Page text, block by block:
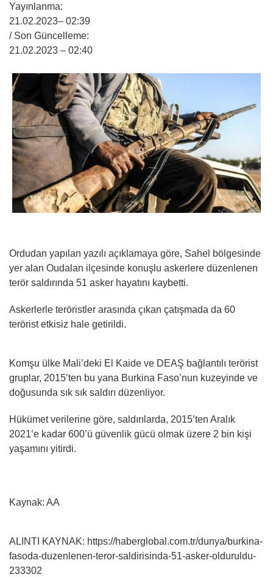
Yayınlanma:
21.02.2023– 02:39
/ Son Güncelleme:
21.02.2023 – 02:40
Ordudan yapılan yazılı açıklamaya göre, Sahel bölgesinde
yer alan Oudalan ilçesinde konuşlu askerlere düzenlenen
terör saldırında 51 asker hayatını kaybetti.
Askerlerle teröristler arasında çıkan çatışmada da 60
terörist etkisiz hale getirildi.
Komşu ülke Mali’deki El Kaide ve DEAŞ bağlantılı terörist
gruplar, 2015’ten bu yana Burkina Faso’nun kuzeyinde ve
doğusunda sık sık saldırı düzenliyor.
Hükümet verilerine göre, saldırılarda, 2015’ten Aralık
2021’e kadar 600’ü güvenlik gücü olmak üzere 2 bin kişi
yaşamını yitirdi.
Kaynak: AA
ALINTI KAYNAK: https://haberglobal.com.tr/dunya/burkina-
fasoda-duzenlenen-teror-saldirisinda-51-asker-olduruldu-
233302